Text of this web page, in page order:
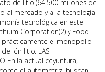
de litio (64.500 millones de
al mercado y a la tecnología
tecnológica en este
Corporation(2) y Food
prácticamente el monopolio
ión litio. LAS
En la actual coyuntura,
el automotriz, buscan